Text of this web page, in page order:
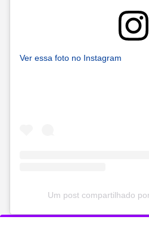
Ver essa foto no Instagram
Um post compartilhado